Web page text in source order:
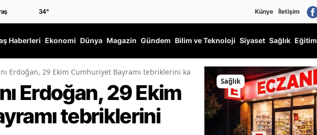
34° Künye İletişim
Haberleri Ekonomi Dünya Magazin Gündem Bilim ve Teknoloji Siyaset Sağlık Eğitim
Erdoğan, 29 Ekim Cumhuriyet Bayramı tebriklerini kabul etti
Erdoğan, 29 Ekim
tebriklerini
Sağlık